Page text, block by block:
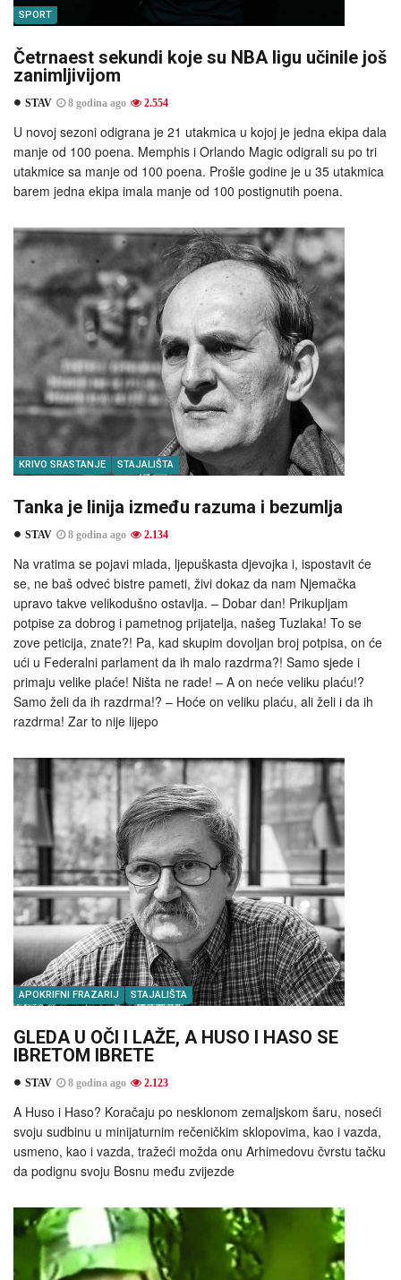
SPORT
Četrnaest sekundi koje su NBA ligu učinile još
zanimljivijom
STAV 8 godina ago 2.554
U novoj sezoni odigrana je 21 utakmica u kojoj je jedna ekipa dala
manje od 100 poena. Memphis i Orlando Magic odigrali su po tri
utakmice sa manje od 100 poena. Prošle godine je u 35 utakmica
barem jedna ekipa imala manje od 100 postignutih poena.
KRIVO SRASTANJE STAJALIŠTA
Tanka je linija između razuma i bezumlja
STAV 8 godina ago 2.134
Na vratima se pojavi mlada, ljepuškasta djevojka i, ispostavit će
se, ne baš odveć bistre pameti, živi dokaz da nam Njemačka
upravo takve velikodušno ostavlja. – Dobar dan! Prikupljam
potpise za dobrog i pametnog prijatelja, našeg Tuzlaka! To se
zove peticija, znate?! Pa, kad skupim dovoljan broj potpisa, on će
ući u Federalni parlament da ih malo razdrma?! Samo sjede i
primaju velike plaće! Ništa ne rade! – A on neće veliku plaću!?
Samo želi da ih razdrma!? – Hoće on veliku plaću, ali želi i da ih
razdrma! Zar to nije lijepo
APOKRIFNI FRAZARIJ STAJALIŠTA
GLEDA U OČI I LAŽE, A HUSO I HASO SE
IBRETOM IBRETE
STAV 8 godina ago 2.123
A Huso i Haso? Koračaju po nesklonom zemaljskom šaru, noseći
svoju sudbinu u minijaturnim rečeničkim sklopovima, kao i vazda,
usmeno, kao i vazda, tražeći možda onu Arhimedovu čvrstu tačku
da podignu svoju Bosnu među zvijezde